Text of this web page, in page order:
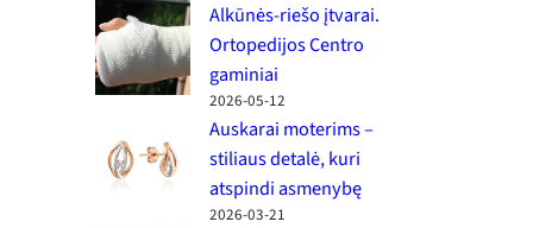
Alkūnės-riešo įtvarai.
Ortopedijos Centro
gaminiai
2026-05-12
Auskarai moterims –
stiliaus detalė, kuri
atspindi asmenybę
2026-03-21